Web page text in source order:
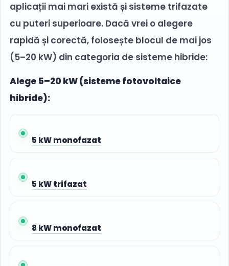
aplicații mai mari există și sisteme trifazate
cu puteri superioare. Dacă vrei o alegere
rapidă și corectă, folosește blocul de mai jos
(5–20 kW) din categoria de sisteme hibride:
Alege 5–20 kW (sisteme fotovoltaice
hibride):
5 kW monofazat
5 kW trifazat
8 kW monofazat